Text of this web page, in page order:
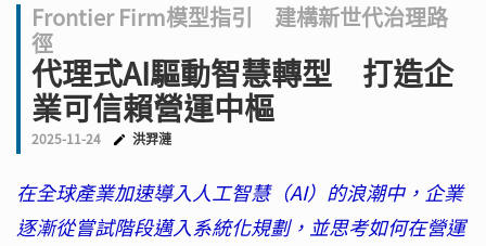
Frontier Firm模型指引 建構新世代治理路
徑
代理式AI驅動智慧轉型 打造企
業可信賴營運中樞
2025-11-24 洪羿漣
在全球產業加速導入人工智慧（AI）的浪潮中，企業
逐漸從嘗試階段邁入系統化規劃，並思考如何在營運